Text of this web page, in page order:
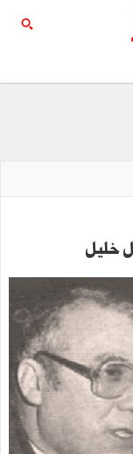
خليل